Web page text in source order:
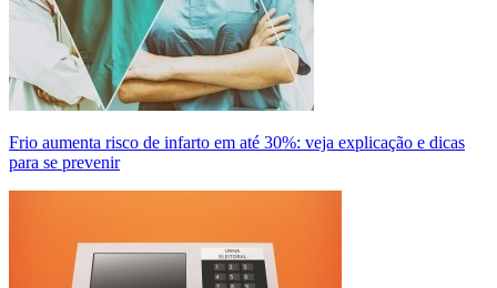
Frio aumenta risco de infarto em até 30%: veja explicação e dicas
para se prevenir